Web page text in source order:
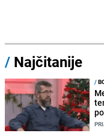
/ Najčitanije
/